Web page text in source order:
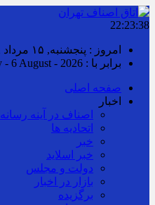
22:23:38
امروز : پنجشنبه, ۱۵ مرداد , ۱۴۰۵
برابر با : Thursday - 6 August - 2026
صفحه اصلی
اخبار
اصناف در آینه رسانه
اتحادیه ها
خبر
خبر اسلايد
دولت و مجلس
بازار در اخبار
برگزیده